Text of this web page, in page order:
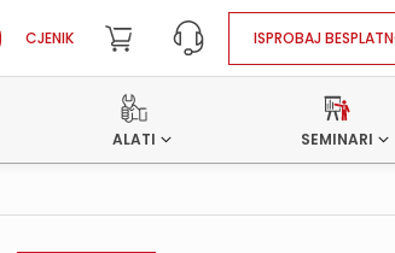
CJENIK ISPROBAJ
ALATI SEMINARI